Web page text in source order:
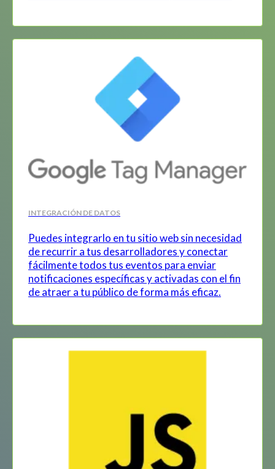
INTEGRACIÓN DE DATOS
Puedes integrarlo en tu sitio web sin necesidad
de recurrir a tus desarrolladores y conectar
fácilmente todos tus eventos para enviar
notificaciones específicas y activadas con el fin
de atraer a tu público de forma más eficaz.